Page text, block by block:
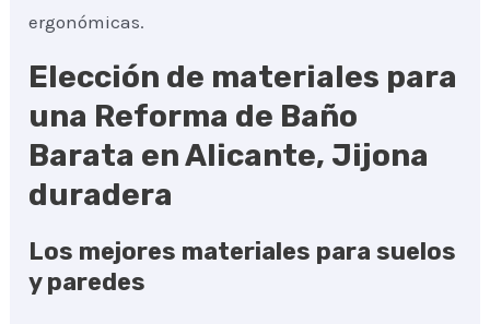
ergonómicas.
Elección de materiales para
una Reforma de Baño
Barata en Alicante, Jijona
duradera
Los mejores materiales para suelos
y paredes